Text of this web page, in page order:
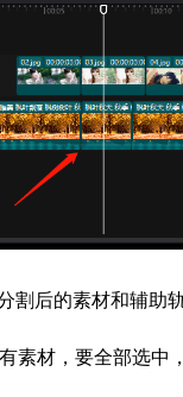
割后的素材和辅助
素材，要全部选中